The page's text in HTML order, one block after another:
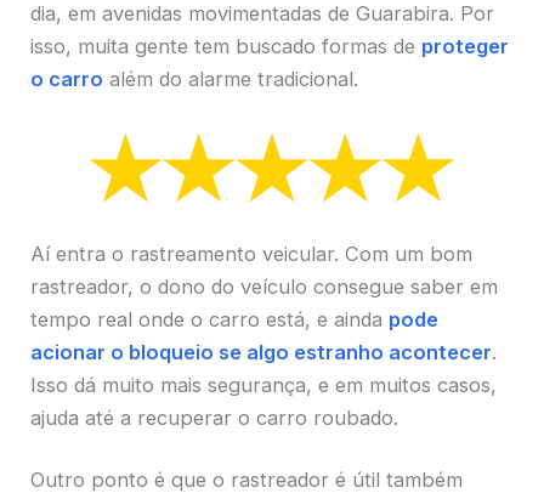
dia, em avenidas movimentadas de Guarabira. Por
isso, muita gente tem buscado formas de proteger
o carro além do alarme tradicional.
Aí entra o rastreamento veicular. Com um bom
rastreador, o dono do veículo consegue saber em
tempo real onde o carro está, e ainda pode
acionar o bloqueio se algo estranho acontecer.
Isso dá muito mais segurança, e em muitos casos,
ajuda até a recuperar o carro roubado.
Outro ponto é que o rastreador é útil também